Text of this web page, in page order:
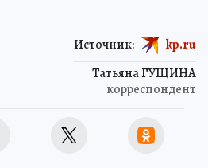
Татьяна ГУЩИНА
корреспондент
Источник: kp.ru